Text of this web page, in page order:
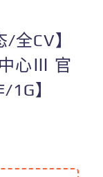
全CV】
心Ⅲ 官
1G】